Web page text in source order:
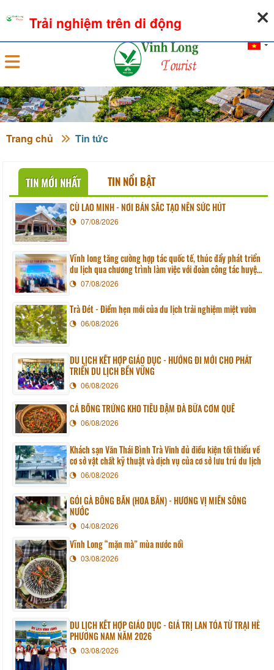
Đăng nhập
Trang chủ Tin tức
TIN MỚI NHẤT TIN NỔI BẬT
CÙ LAO MINH - NƠI BẢN SẮC TẠO NÊN SỨC HÚT
07/08/2026
Vĩnh long tăng cường hợp tác quốc tế, thúc đẩy phát triển
du lịch qua chương trình làm việc với đoàn công tác huyện
Sunchang (Hàn quốc)
07/08/2026
Trà Đét - Điểm hẹn mới của du lịch trải nghiệm miệt vườn
06/08/2026
DU LỊCH KẾT HỢP GIÁO DỤC - HƯỚNG ĐI MỚI CHO PHÁT
TRIỂN DU LỊCH BỀN VỮNG
06/08/2026
CÁ BỐNG TRỨNG KHO TIÊU ĐẬM ĐÀ BỮA CƠM QUÊ
06/08/2026
Khách sạn Văn Thái Bình Trà Vinh đủ điều kiện tối thiểu về
cơ sở vật chất kỹ thuật và dịch vụ của cơ sở lưu trú du lịch
06/08/2026
GỎI GÀ BÔNG BẦN (HOA BẦN) - HƯƠNG VỊ MIỀN SÔNG
NƯỚC
04/08/2026
Vĩnh Long “mặn mà” mùa nước nổi
03/08/2026
DU LỊCH KẾT HỢP GIÁO DỤC - GIÁ TRỊ LAN TỎA TỪ TRẠI HÈ
PHƯƠNG NAM NĂM 2026
03/08/2026
Trải nghiệm trên di động